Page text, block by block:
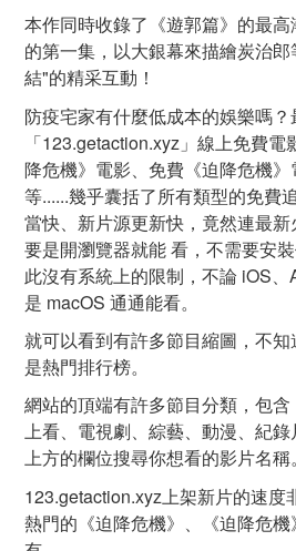
本作同時收錄了《遊郭篇》的最高
的第一集，以大銀幕來描繪炭治
結"的精采互動！
防疫宅家有什麼低成本的娛樂嗎
「123.getaction.xyz」線上免費
降危機》電影、免費《迫降危機
等......幾乎囊括了所有類型的免費
當快、新片源更新快，竟然連最
要是開瀏覽器就能 看，不需要安
此沒有系統上的限制，不論 iOS
是 macOS 通通能看。
就可以看到有許多節目縮圖，不
是熱門排行榜。
網站的頂端有許多節目分類，包
上看、電視劇、綜藝、動漫、紀
上方的欄位搜尋你想看的影片名稱。
123.getaction.xyz上架新片的速度
熱門的《迫降危機》、《迫降危